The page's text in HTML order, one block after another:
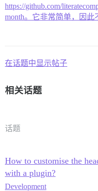
https://github.com/
month。它非常简单，因此
在话题中显示帖子
相关话题
话题
How to customise the
with a plugin?
Development